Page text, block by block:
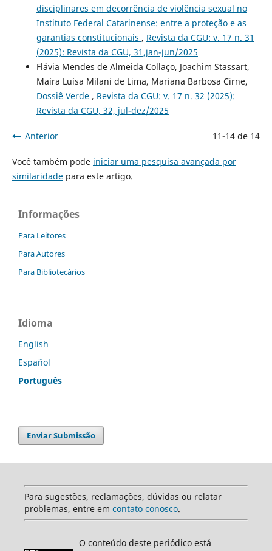
disciplinares em decorrência de violência sexual no
Instituto Federal Catarinense: entre a proteção e as
garantias constitucionais , Revista da CGU: v. 17 n. 31
(2025): Revista da CGU, 31,jan-jun/2025
Flávia Mendes de Almeida Collaço, Joachim Stassart,
Maíra Luísa Milani de Lima, Mariana Barbosa Cirne,
Dossiê Verde , Revista da CGU: v. 17 n. 32 (2025):
Revista da CGU, 32, jul-dez/2025
Anterior 11-14 de 14
Você também pode iniciar uma pesquisa avançada por
similaridadepara este artigo.
Informações
Para Leitores
Para Autores
Para Bibliotecários
Idioma
English
Español
Português
Enviar Submissão
Para sugestões, reclamações, dúvidas ou relatar
problemas, entre em contato conosco.
O conteúdo deste periódico está